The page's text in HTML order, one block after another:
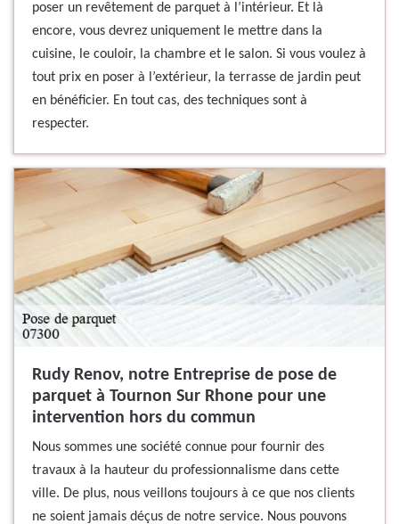
poser un revêtement de parquet à l’intérieur. Et là
encore, vous devrez uniquement le mettre dans la
cuisine, le couloir, la chambre et le salon. Si vous voulez à
tout prix en poser à l’extérieur, la terrasse de jardin peut
en bénéficier. En tout cas, des techniques sont à
respecter.
Rudy Renov, notre Entreprise de pose de
parquet à Tournon Sur Rhone pour une
intervention hors du commun
Nous sommes une société connue pour fournir des
travaux à la hauteur du professionnalisme dans cette
ville. De plus, nous veillons toujours à ce que nos clients
ne soient jamais déçus de notre service. Nous pouvons